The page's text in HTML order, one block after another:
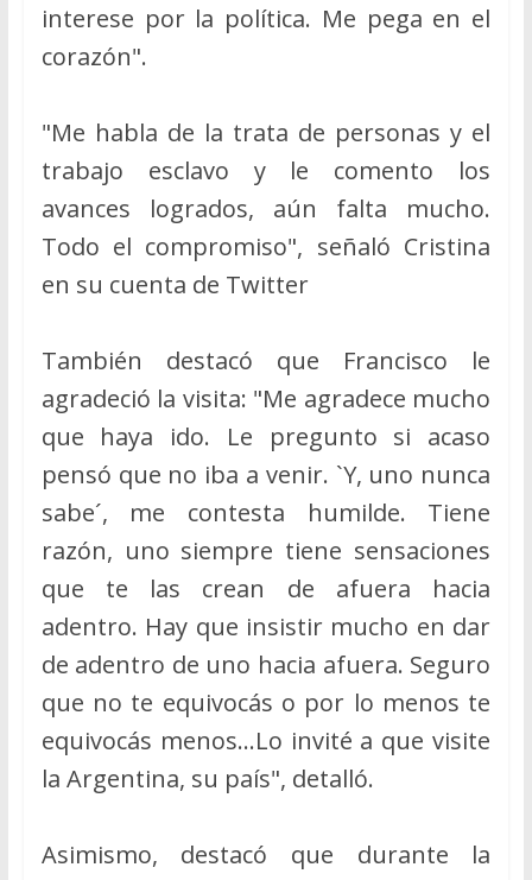
interese por la política. Me pega en el
corazón".
"Me habla de la trata de personas y el
trabajo esclavo y le comento los
avances logrados, aún falta mucho.
Todo el compromiso", señaló Cristina
en su cuenta de Twitter
También destacó que Francisco le
agradeció la visita: "Me agradece mucho
que haya ido. Le pregunto si acaso
pensó que no iba a venir. `Y, uno nunca
sabe´, me contesta humilde. Tiene
razón, uno siempre tiene sensaciones
que te las crean de afuera hacia
adentro. Hay que insistir mucho en dar
de adentro de uno hacia afuera. Seguro
que no te equivocás o por lo menos te
equivocás menos…Lo invité a que visite
la Argentina, su país", detalló.
Asimismo, destacó que durante la